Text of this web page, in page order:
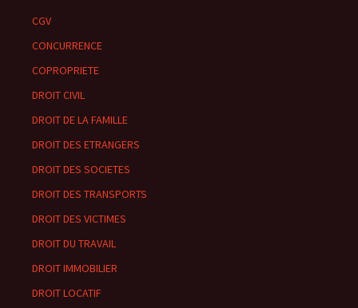
CGV
CONCURRENCE
COPROPRIETE
DROIT CIVIL
DROIT DE LA FAMILLE
DROIT DES ETRANGERS
DROIT DES SOCIETES
DROIT DES TRANSPORTS
DROIT DES VICTIMES
DROIT DU TRAVAIL
DROIT IMMOBILIER
DROIT LOCATIF